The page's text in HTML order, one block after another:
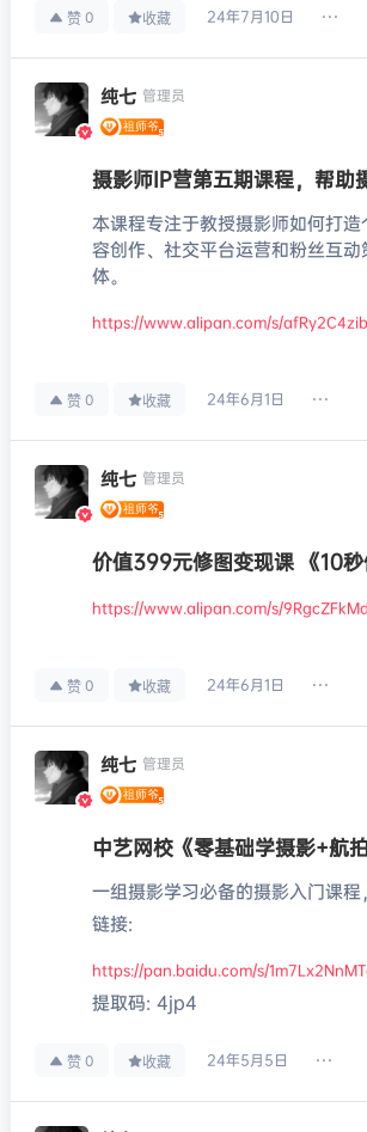
赞 0 收藏 24年7月10日
纯七 管理员
摄影师IP营第五期课程，帮助
本课程专注于教授摄影师如何打
容创作、社交平台运营和粉丝互
体。
https://www.alipan.com/s/
赞 0 收藏 24年6月1日
纯七 管理员
价值399元修图变现课 《10秒
https://www.alipan.com/s/
赞 0 收藏 24年6月1日
纯七 管理员
中艺网校《零基础学摄影+航拍
一组摄影学习必备的摄影入门课程
链接:
https://pan.baidu.com/s/
提取码: 4jp4
赞 0 收藏 24年5月5日